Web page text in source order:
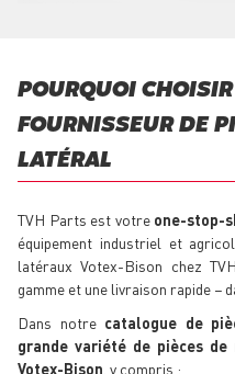
POURQUOI
FOURNISSEUR DE
LATÉRAL
TVH Parts est votre one-stop-
équipement industriel et
latéraux Votex-Bison chez
gamme et une livraison rapide −
Dans notre catalogue de
grande variété de pièces
Votex-Bison , y compris :